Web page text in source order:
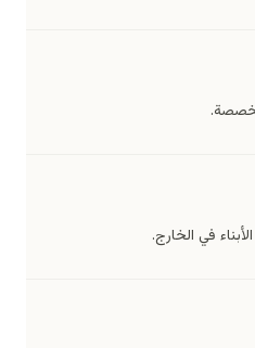
في الخارج.